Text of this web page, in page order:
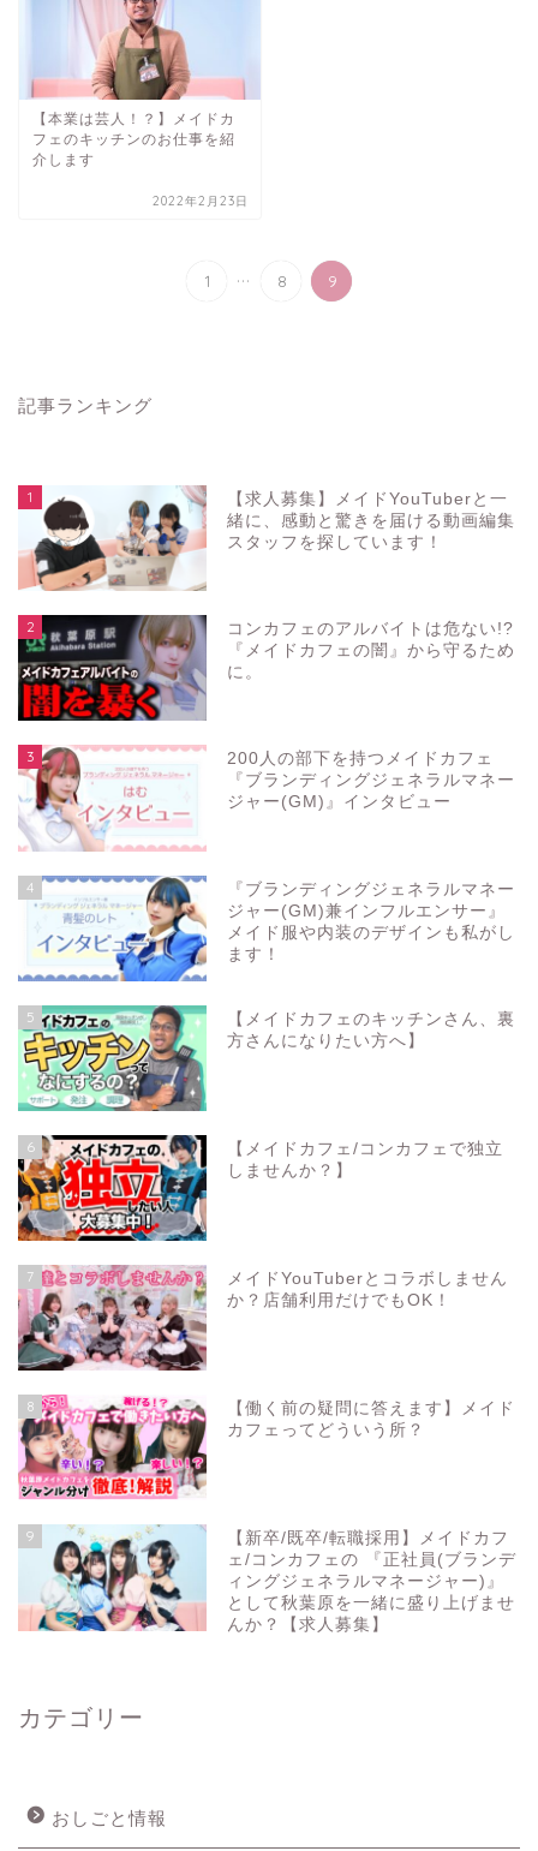
【本業は芸人！？】メイドカ
フェのキッチンのお仕事を紹
介します
2022年2月23日
1 ... 8 9
記事ランキング
1
【求人募集】メイドYouTuberと一
緒に、感動と驚きを届ける動画編集
スタッフを探しています！
2
コンカフェのアルバイトは危ない!?
『メイドカフェの闇』から守るため
に。
3
200人の部下を持つメイドカフェ
『ブランディングジェネラルマネー
ジャー(GM)』インタビュー
4
『ブランディングジェネラルマネー
ジャー(GM)兼インフルエンサー』
メイド服や内装のデザインも私がし
ます！
5
【メイドカフェのキッチンさん、裏
方さんになりたい方へ】
6
【メイドカフェ/コンカフェで独立
しませんか？】
7
メイドYouTuberとコラボしません
か？店舗利用だけでもOK！
8
【働く前の疑問に答えます】メイド
カフェってどういう所？
9
【新卒/既卒/転職採用】メイドカフ
ェ/コンカフェの 『正社員(ブランデ
ィングジェネラルマネージャー)』
として秋葉原を一緒に盛り上げませ
んか？【求人募集】
カテゴリー
おしごと情報